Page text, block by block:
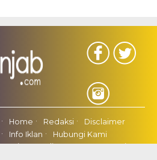
Home Redaksi
Disclaimer
Info Iklan
Hubungi Kami
Privacy Policy
Tentang Kami